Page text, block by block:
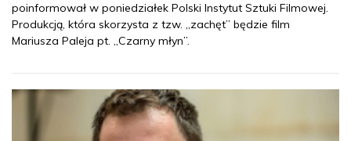
poinformował w poniedziałek Polski Instytut Sztuki Filmowej.
Produkcją, która skorzysta z tzw. „zachęt” będzie film
Mariusza Paleja pt. „Czarny młyn”.